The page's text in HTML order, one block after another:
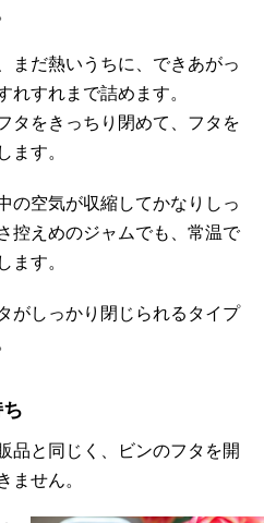
まだ熱いうちに、できあがっ
れすれまで詰めます。
タをきっちり閉めて、フタを
ます。
の空気が収縮してかなりしっ
控えめのジャムでも、常温で
ます。
がしっかり閉じられるタイプ
品と同じく、ビンのフタを開
ません。